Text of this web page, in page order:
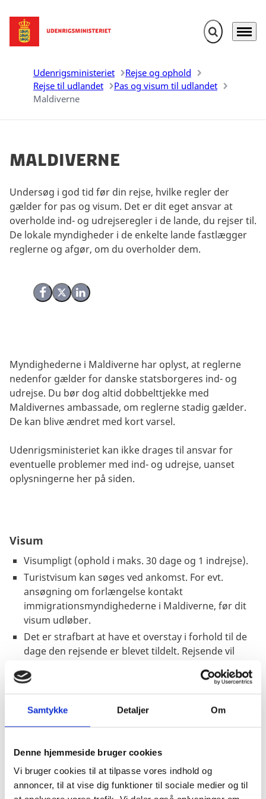
Samtykke Detaljer Om
Denne hjemmeside bruger cookies
Vi bruger cookies til at tilpasse vores indhold og
annoncer, til at vise dig funktioner til sociale medier og til
Gå til forsiden Fold søgefelt
Menu
Udenrigsministeriet
Rejse og ophold
Rejse til udlandet
Pas og visum til udlandet
Maldiverne
Maldiverne
Del på Facebook
Del på X (Twitter)
Del på LinkedIn
Undersøg i god tid før din rejse, hvilke regler der
gælder for pas og visum. Det er dit eget ansvar at
overholde ind- og udrejseregler i de lande, du rejser til.
De lokale myndigheder i de enkelte lande fastlægger
reglerne og afgør, om du overholder dem.
Myndighederne i Maldiverne har oplyst, at reglerne
nedenfor gælder for danske statsborgeres ind- og
udrejse. Du bør dog altid dobbelttjekke med
Maldivernes ambassade, om reglerne stadig gælder.
De kan blive ændret med kort varsel.
Udenrigsministeriet kan ikke drages til ansvar for
eventuelle problemer med ind- og udrejse, uanset
oplysningerne her på siden.
Visum
Visumpligt (ophold i maks. 30 dage og 1 indrejse).
Turistvisum kan søges ved ankomst. For evt.
ansøgning om forlængelse kontakt
immigrationsmyndighederne i Maldiverne, før dit
visum udløber.
Det er strafbart at have et overstay i forhold til de
dage den rejsende er blevet tildelt. Rejsende vil
Immigration
Pas
Pas skal være gyldigt i minimum 30 dage ved
indrejsen.
Passet må ikke være beskadiget.